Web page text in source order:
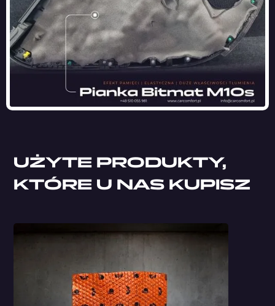
UŻYTE PRODUKTY,
KTÓRE U NAS KUPISZ